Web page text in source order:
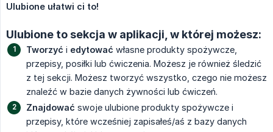
Ulubione ułatwi ci to!
Ulubione to sekcja w aplikacji, w której możesz:
Tworzyć i edytować własne produkty spożywcze,
przepisy, posiłki lub ćwiczenia. Możesz je również śledzić
z tej sekcji. Możesz tworzyć wszystko, czego nie możesz
znaleźć w bazie danych żywności lub ćwiczeń.
Znajdować swoje ulubione produkty spożywcze i
przepisy, które wcześniej zapisałeś/aś z bazy danych